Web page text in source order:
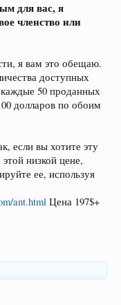
для вас, я
членство или
я вам это обещаю.
доступных
каждые 50 проданных
долларов по обоим
если вы хотите эту
низкой цене,
ее, используя
ant.html Цена 197$+